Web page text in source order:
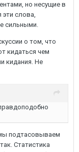
но несущие в
эти слова,
сильными.
о том, что
кидаться чем
кидания. Не
подтасовываем
Статистика